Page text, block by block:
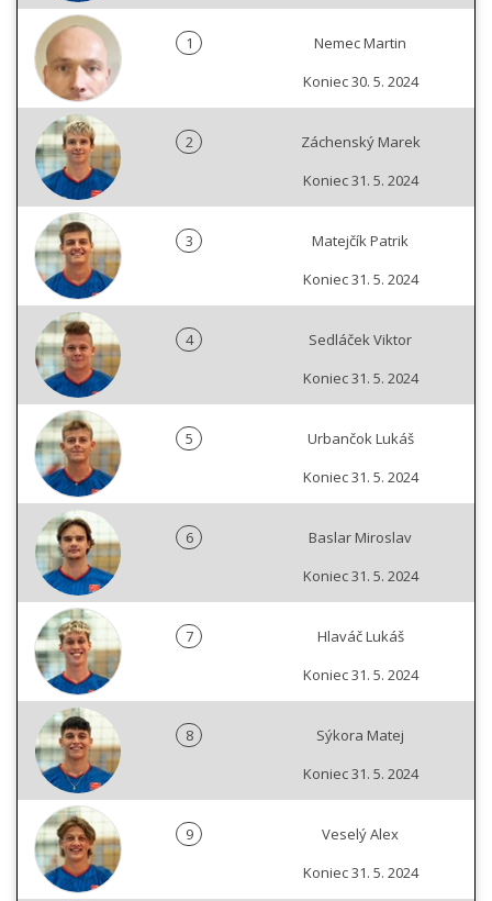
1
Nemec Martin
Koniec 30. 5. 2024
2
Záchenský Marek
Koniec 31. 5. 2024
3
Matejčík Patrik
Koniec 31. 5. 2024
4
Sedláček Viktor
Koniec 31. 5. 2024
5
Urbančok Lukáš
Koniec 31. 5. 2024
6
Baslar Miroslav
Koniec 31. 5. 2024
7
Hlaváč Lukáš
Koniec 31. 5. 2024
8
Sýkora Matej
Koniec 31. 5. 2024
9
Veselý Alex
Koniec 31. 5. 2024